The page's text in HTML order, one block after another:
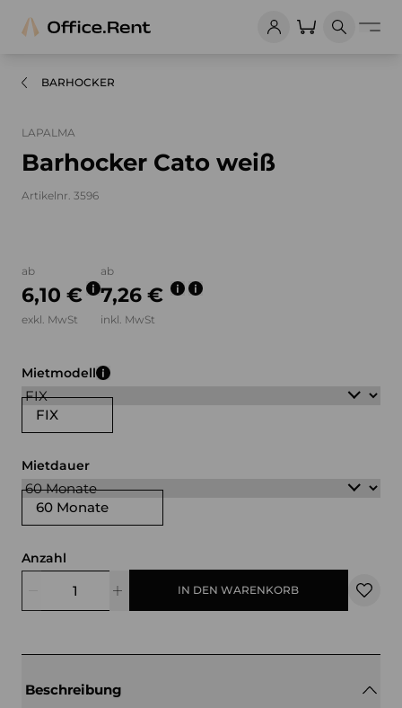
BARHOCKER
LAPALMA
Barhocker Cato weiß
Artikelnr. 3596
ab
6,10 €
exkl. MwSt
ab
7,26 €
inkl. MwSt
FIX
Mietmodell
60 Monate
Mietdauer
Anzahl
IN DEN WARENKORB
Beschreibung